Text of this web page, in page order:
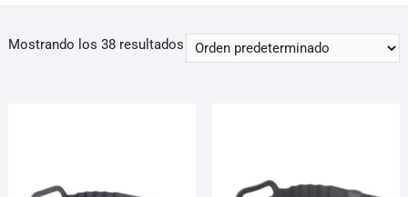
Mostrando los 38 resultados